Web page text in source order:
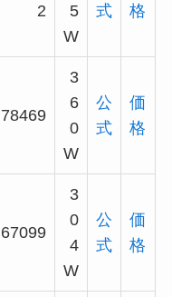
2
5
W
式
格
78469
3
6
0
W
公
式
価
格
67099
3
0
4
W
公
式
価
格